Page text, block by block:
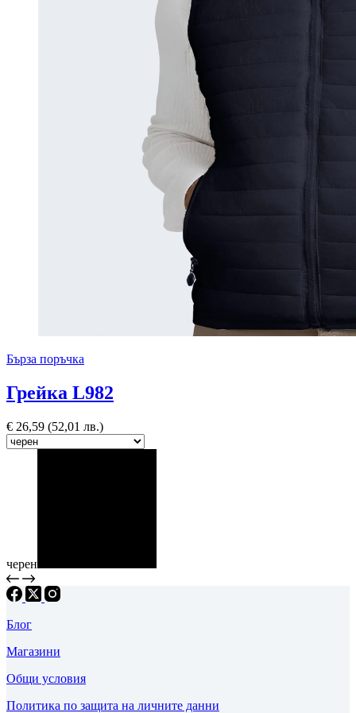
Бърза поръчка
Грейка L982
€ 26,59 (52,01 лв.)
черен
Блог
Магазини
Общи условия
Политика по защита на личните данни